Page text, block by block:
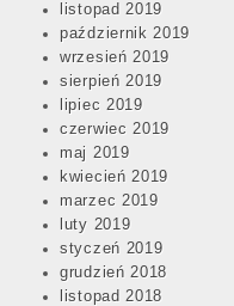
listopad 2019
październik 2019
wrzesień 2019
sierpień 2019
lipiec 2019
czerwiec 2019
maj 2019
kwiecień 2019
marzec 2019
luty 2019
styczeń 2019
grudzień 2018
listopad 2018